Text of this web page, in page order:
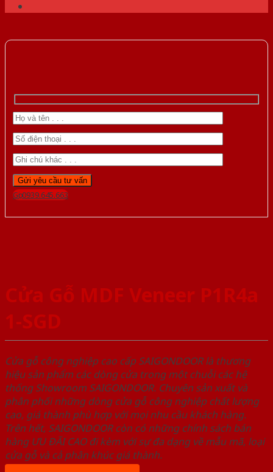
Gọi 0939.645.663
Cửa Gỗ MDF Veneer P1R4a
1-SGD
Cửa gỗ công nghiệp cao cấp SAIGONDOOR là thương
hiệu sản phẩm các dòng cửa trong một chuỗi các hệ
thống Showroom SAIGONDOOR. Chuyên sản xuất và
phân phối những dòng cửa gỗ công nghiệp chất lượng
cao, giá thành phù hợp với mọi nhu cầu khách hàng.
Trên hết, SAIGONDOOR còn có những chính sách bán
hàng ƯU ĐÃI CAO đi kèm với sự đa dạng về mẫu mã, loại
cửa gỗ và cả phân khúc giá thành.